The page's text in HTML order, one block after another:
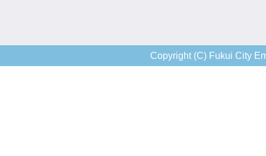
Copyright (C) Fukui City